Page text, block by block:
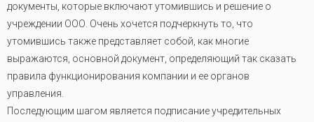
документы, которые включают утомившись и решение о
учреждении ООО. Очень хочется подчеркнуть то, что
утомившись также представляет собой, как многие
выражаются, основной документ, определяющий так сказать
правила функционирования компании и ее органов
управления.
Последующим шагом является подписание учредительных